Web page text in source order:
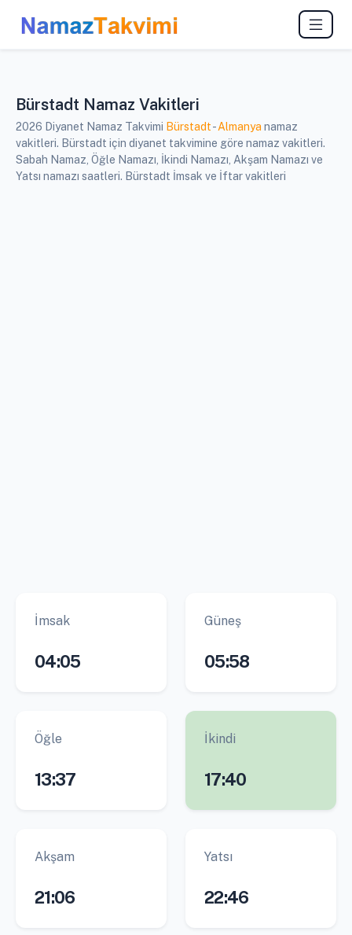
Bürstadt Namaz Vakitleri
2026 Diyanet Namaz Takvimi Bürstadt-Almanya namaz
vakitleri. Bürstadt için diyanet takvimine göre namaz vakitleri.
Sabah Namaz, Öğle Namazı, İkindi Namazı, Akşam Namazı ve
Yatsı namazı saatleri. Bürstadt İmsak ve İftar vakitleri
İmsak
04:05
Güneş
05:58
Öğle
13:37
İkindi
17:40
Akşam
21:06
Yatsı
22:46